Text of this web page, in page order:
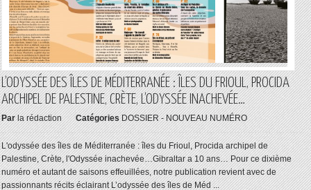
L’ODYSSÉE DES ÎLES DE MÉDITERRANÉE : ÎLES DU FRIOUL, PROCIDA
ARCHIPEL DE PALESTINE, CRÈTE, L’ODYSSÉE INACHEVÉE…
Par la rédaction Catégories DOSSIER - NOUVEAU NUMÉRO
L'odyssée des îles de Méditerranée : îles du Frioul, Procida archipel de
Palestine, Crète, l'Odyssée inachevée…Gibraltar a 10 ans… Pour ce dixième
numéro et autant de saisons effeuillées, notre publication revient avec de
passionnants récits éclairant L’odyssée des îles de Méd ...